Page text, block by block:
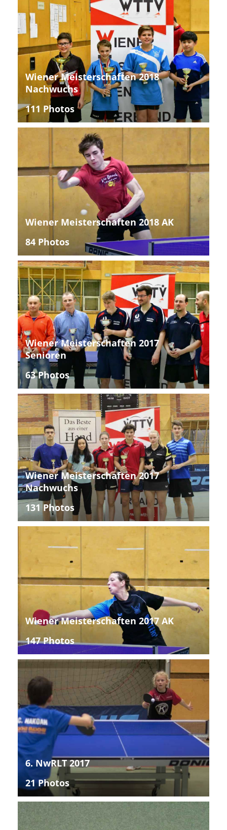
Wiener Meisterschaften 2018
Nachwuchs
111 Photos
Wiener Meisterschaften 2018 AK
84 Photos
Wiener Meisterschaften 2017
Senioren
63 Photos
Wiener Meisterschaften 2017
Nachwuchs
131 Photos
Wiener Meisterschaften 2017 AK
147 Photos
6. NwRLT 2017
21 Photos